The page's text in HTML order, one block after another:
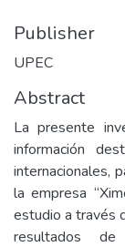
Publisher
UPEC
Abstract
La presente
información
internacionales,
la empresa
estudio a través
resultados de